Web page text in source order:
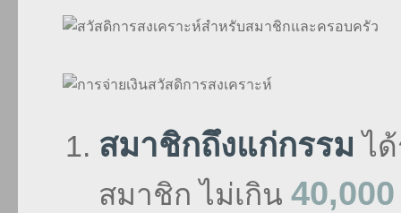
สมาชิกถึงแก่กรรม ไ
สมาชิก ไม่เกิน 40,000